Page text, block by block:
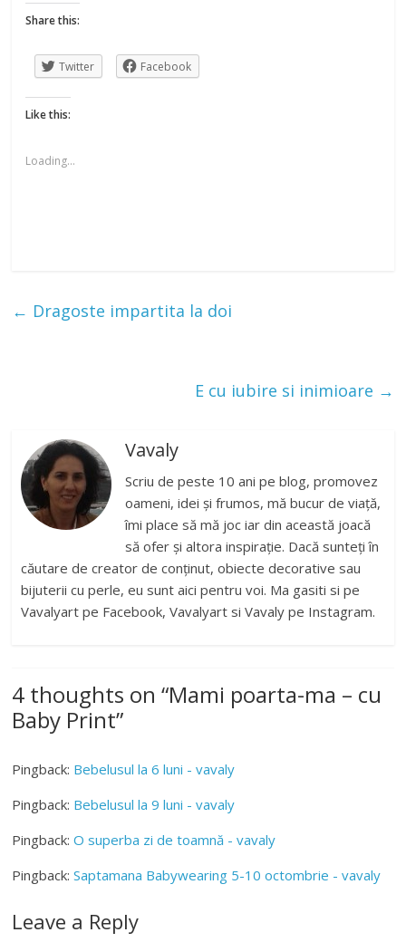
Share this:
Twitter Facebook
Like this:
Loading...
← Dragoste impartita la doi
E cu iubire si inimioare →
Vavaly
Scriu de peste 10 ani pe blog, promovez
oameni, idei și frumos, mă bucur de viață,
îmi place să mă joc iar din această joacă
să ofer și altora inspirație. Dacă sunteți în
căutare de creator de conținut, obiecte decorative sau
bijuterii cu perle, eu sunt aici pentru voi. Ma gasiti si pe
Vavalyart pe Facebook, Vavalyart si Vavaly pe Instagram.
4 thoughts on “Mami poarta-ma – cu
Baby Print”
Pingback: Bebelusul la 6 luni - vavaly
Pingback: Bebelusul la 9 luni - vavaly
Pingback:O superba zi de toamnă - vavaly
Pingback:Saptamana Babywearing 5-10 octombrie - vavaly
Leave a Reply